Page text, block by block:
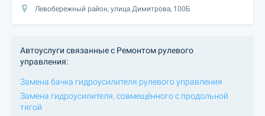
Левобережный район, улица Димитрова, 100Б
Автоуслуги связанные с Ремонтом рулевого
управления:
Замена бачка гидроусилителя рулевого управления
Замена гидроусилителя, совмещённого с продольной
тягой